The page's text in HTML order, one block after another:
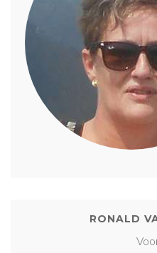
RONALD